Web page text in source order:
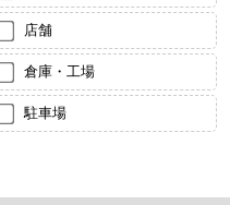
店舗
倉庫・工場
駐車場